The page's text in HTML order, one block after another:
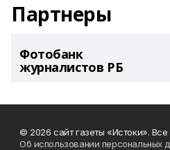
Партнеры
Фотобанк
журналистов РБ
© 2026 сайт газеты «Истоки».
Об использовании персональных